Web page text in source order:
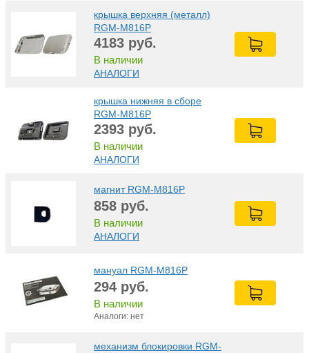
крышка верхняя (металл)
RGM-M816Р
4183 руб.
В наличии
АНАЛОГИ
крышка нижняя в сборе
RGM-M816Р
2393 руб.
В наличии
АНАЛОГИ
магнит RGM-M816Р
858 руб.
В наличии
АНАЛОГИ
мануал RGM-M816Р
294 руб.
В наличии
Аналоги: нет
механизм блокировки RGM-